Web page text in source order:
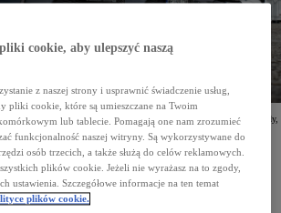
mistrzów i cieszymy się, że mamy możliwość dostarczać samochody,
drużyny. A zaspokojenie motoryzacyjnych potrzeb pomoże skupić się na
boisku! ⚽
cookie, aby ulepszyć naszą
z naszej strony i usprawnić świadczenie usług,
pliki cookie, które są umieszczane na Twoim
lub tablecie. Pomagają one nam zrozumieć
funkcjonalność naszej witryny. Są wykorzystywane do
osób trzecich, a także służą do celów reklamowych.
plików cookie. Jeżeli nie wyrażasz na to zgody,
ustawienia. Szczegółowe informacje na ten temat
plików cookie.